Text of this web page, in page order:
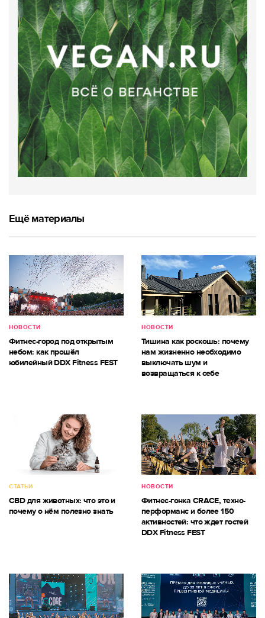
Ещё материалы
НОВОСТИ
Фитнес-город под открытым
небом: как прошёл
юбилейный DDX Fitness FEST
НОВОСТИ
Тишина как роскошь: почему
нам жизненно необходимо
выключать шум и
возвращаться к себе
СТАТЬИ
CBD для животных: что это и
почему о нём полезно знать
НОВОСТИ
Фитнес-гонка CRACE, техно-
перформанс и более 150
активностей: что ждет гостей
DDX Fitness FEST